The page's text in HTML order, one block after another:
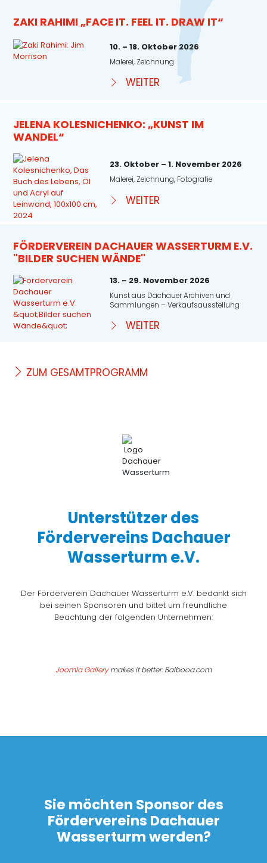
ZAKI RAHIMI „FACE IT. FEEL IT. DRAW IT“
10. – 18. Oktober 2026
Malerei, Zeichnung
WEITER
JELENA KOLESNICHENKO: „KUNST IM
WANDEL“
23. Oktober – 1. November 2026
Malerei, Zeichnung, Fotografie
WEITER
FÖRDERVEREIN DACHAUER WASSERTURM E.V.
"BILDER SUCHEN WÄNDE"
13. – 29. November 2026
Kunst aus Dachauer Archiven und
Sammlungen – Verkaufsausstellung
WEITER
ZUM GESAMTPROGRAMM
Unterstützer des
Fördervereins Dachauer
Wasserturm e.V.
Der Förderverein Dachauer Wasserturm e.V. bedankt sich
bei seinen Sponsoren und bittet um freundliche
Beachtung der folgenden Unternehmen:
Joomla Gallerymakes it better. Balbooa.com
Sie möchten Sponsor des
Fördervereins Dachauer
Wasserturm werden?